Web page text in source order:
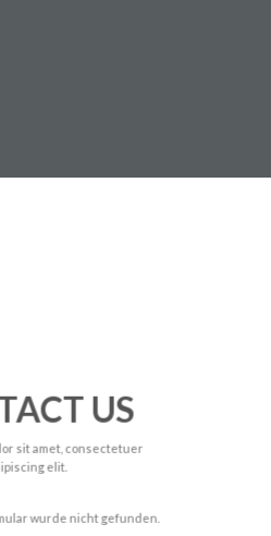
US
sit amet, consectetuer
elit.
wurde nicht gefunden.